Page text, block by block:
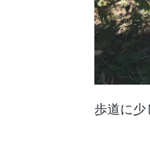
歩道に少